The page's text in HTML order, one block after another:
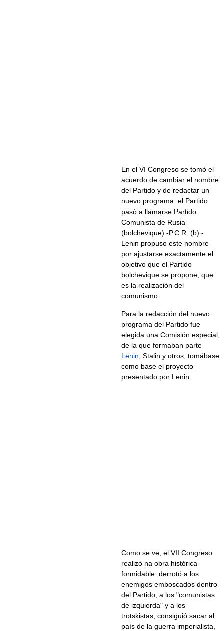
En el VI Congreso se tomó el
acuerdo de cambiar el nombre
del Partido y de redactar un
nuevo programa. el Partido
pasó a llamarse Partido
Comunista de Rusia
(bolchevique) -P.C.R. (b) -.
Lenin propuso este nombre
por ajustarse exactamente el
objetivo que el Partido
bolchevique se propone, que
es la realización del
comunismo.
Para la redacción del nuevo
programa del Partido fue
elegida una Comisión especial,
de la que formaban parte
Lenin , Stalin y otros, tomábase
como base el proyecto
presentado por Lenin.
Como se ve, el VII Congreso
realizó na obra histórica
formidable: derrotó a los
enemigos emboscados dentro
del Partido, a los "comunistas
de izquierda" y a los
trotskistas, consiguió sacar al
país de la guerra imperialista,